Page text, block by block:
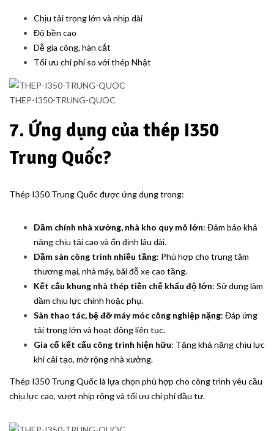
Chịu tải trọng lớn và nhịp dài
Độ bền cao
Dễ gia công, hàn cắt
Tối ưu chi phí so với thép Nhật
THEP-I350-TRUNG-QUOC
7. Ứng dụng của thép I350
Trung Quốc?
Thép I350 Trung Quốc được ứng dụng trong:
Dầm chính nhà xưởng, nhà kho quy mô lớn: Đảm bảo khả
năng chịu tải cao và ổn định lâu dài.
Dầm sàn công trình nhiều tầng: Phù hợp cho trung tâm
thương mại, nhà máy, bãi đỗ xe cao tầng.
Kết cấu khung nhà thép tiền chế khẩu độ lớn: Sử dụng làm
dầm chịu lực chính hoặc phụ.
Sàn thao tác, bệ đỡ máy móc công nghiệp nặng: Đáp ứng
tải trọng lớn và hoạt động liên tục.
Gia cố kết cấu công trình hiện hữu: Tăng khả năng chịu lực
khi cải tạo, mở rộng nhà xưởng.
Thép I350 Trung Quốc là lựa chọn phù hợp cho công trình yêu cầu
chịu lực cao, vượt nhịp rộng và tối ưu chi phí đầu tư.